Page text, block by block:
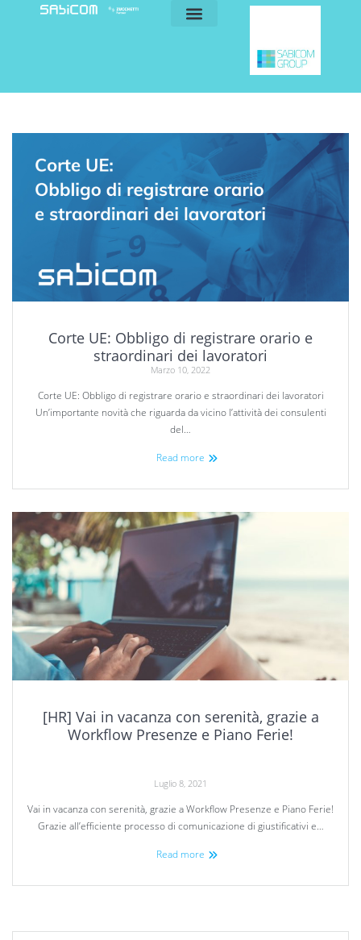
Corte UE: Obbligo di registrare orario e
straordinari dei lavoratori
Marzo 10, 2022
Corte UE: Obbligo di registrare orario e straordinari dei lavoratori
Un’importante novità che riguarda da vicino l’attività dei consulenti
del…
Read more
[HR] Vai in vacanza con serenità, grazie a
Workflow Presenze e Piano Ferie!
Luglio 8, 2021
Vai in vacanza con serenità, grazie a Workflow Presenze e Piano Ferie!
Grazie all’efficiente processo di comunicazione di giustificativi e…
Read more